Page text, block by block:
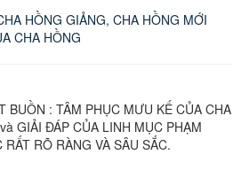
HỒNG GIẢNG, CHA HỒNG MỚI
CHA HỒNG
BUỒN : TÂM PHỤC MƯU KẾ CỦA CHA
GIẢI ĐÁP CỦA LINH MỤC PHẠM
RÕ RÀNG VÀ SÂU SẮC.